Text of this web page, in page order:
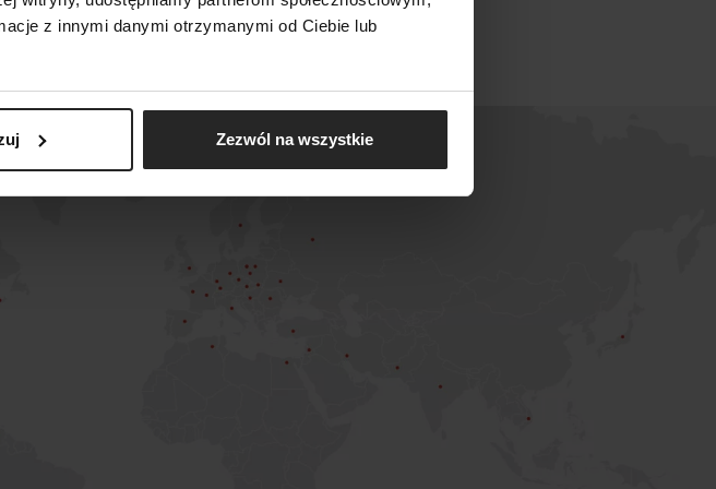
z innymi danymi otrzymanymi od Ciebie lub
Zezwól na wszystkie
strategicznej współpracy